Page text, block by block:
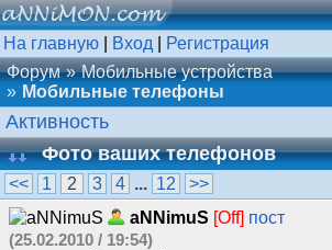
На главную Вход
Регистрация
Форум
Мобильные устройства
Мобильные телефоны
Активность
Фото ваших телефонов
<< 1 2 3 4 ... 12
>>
aNNimuS [Off] пост
(25.02.2010 / 19:54)